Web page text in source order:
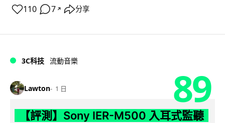
110 7 ↗ 分享
3C科技 流動音樂
Lawton 1 日 89
【評測】Sony IER-M500 入耳式監聽